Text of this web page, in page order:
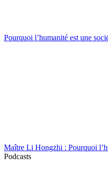
Pourquoi l’humanité est une
Maître Li Hongzhi : Pourquoi
Podcasts